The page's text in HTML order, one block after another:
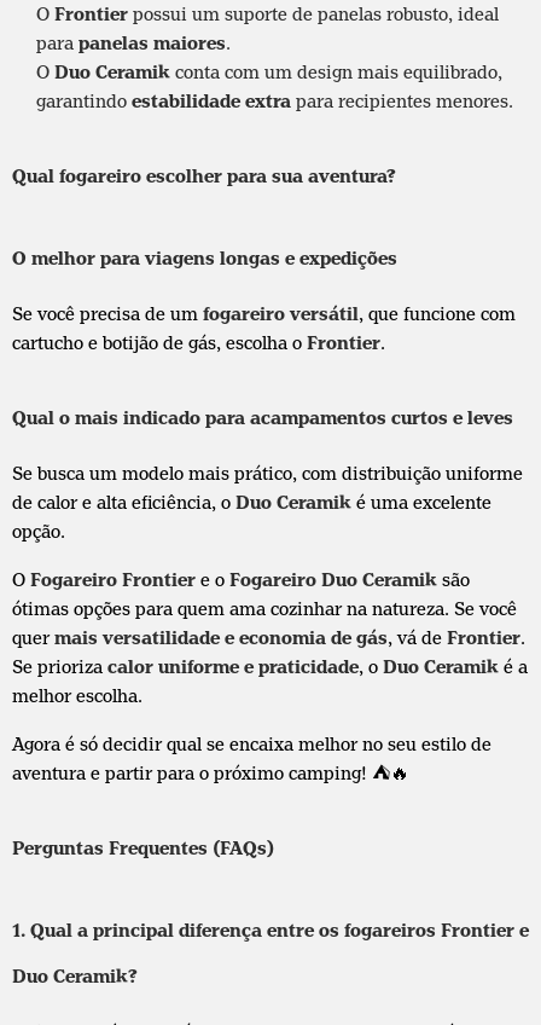
O Frontier possui um suporte de panelas robusto, ideal
para panelas maiores.
O Duo Ceramik conta com um design mais equilibrado,
garantindo estabilidade extra para recipientes menores.
Qual fogareiro escolher para sua aventura?
O melhor para viagens longas e expedições
Se você precisa de um fogareiro versátil, que funcione com
cartucho e botijão de gás, escolha o Frontier.
Qual o mais indicado para acampamentos curtos e leves
Se busca um modelo mais prático, com distribuição uniforme
de calor e alta eficiência, o Duo Ceramik é uma excelente
opção.
O Fogareiro Frontier e o Fogareiro Duo Ceramik são
ótimas opções para quem ama cozinhar na natureza. Se você
quermais versatilidade e economia de gás, vá de Frontier.
Se prioriza calor uniforme e praticidade, o Duo Ceramik é a
melhor escolha.
Agora é só decidir qual se encaixa melhor no seu estilo de
aventura e partir para o próximo camping! ⛺🔥
Perguntas Frequentes (FAQs)
1. Qual a principal diferença entre os fogareiros Frontier e
Duo Ceramik?